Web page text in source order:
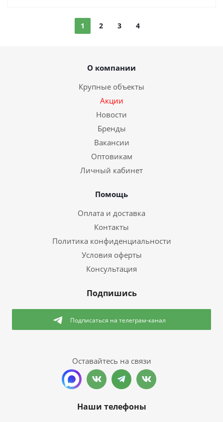
1 2 3 4
О компании
Крупные объекты
Акции
Новости
Бренды
Вакансии
Оптовикам
Личный кабинет
Помощь
Оплата и доставка
Контакты
Политика конфиденциальности
Условия оферты
Консультация
Подпишись
Подписаться на телеграм-канал
Оставайтесь на связи
Наши телефоны